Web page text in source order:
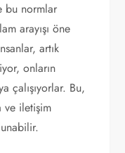
bu normlar
arayışı öne
artık
onların
çalışıyorlar. Bu,
ve iletişim